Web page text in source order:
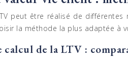
peut être réalisé de
la méthode la plus adaptée à
calcul de la LTV :